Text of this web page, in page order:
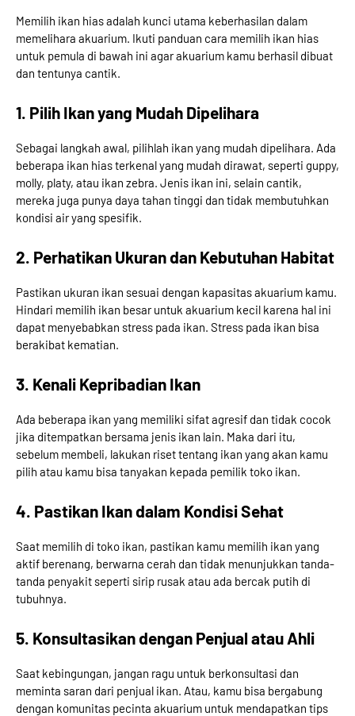
Memilih ikan hias adalah kunci utama keberhasilan dalam
memelihara akuarium. Ikuti panduan cara memilih ikan hias
untuk pemula di bawah ini agar akuarium kamu berhasil dibuat
dan tentunya cantik.
1. Pilih Ikan yang Mudah Dipelihara
Sebagai langkah awal, pilihlah ikan yang mudah dipelihara. Ada
beberapa ikan hias terkenal yang mudah dirawat, seperti guppy,
molly, platy, atau ikan zebra. Jenis ikan ini, selain cantik,
mereka juga punya daya tahan tinggi dan tidak membutuhkan
kondisi air yang spesifik.
2. Perhatikan Ukuran dan Kebutuhan Habitat
Pastikan ukuran ikan sesuai dengan kapasitas akuarium kamu.
Hindari memilih ikan besar untuk akuarium kecil karena hal ini
dapat menyebabkan stress pada ikan. Stress pada ikan bisa
berakibat kematian.
3. Kenali Kepribadian Ikan
Ada beberapa ikan yang memiliki sifat agresif dan tidak cocok
jika ditempatkan bersama jenis ikan lain. Maka dari itu,
sebelum membeli, lakukan riset tentang ikan yang akan kamu
pilih atau kamu bisa tanyakan kepada pemilik toko ikan.
4. Pastikan Ikan dalam Kondisi Sehat
Saat memilih di toko ikan, pastikan kamu memilih ikan yang
aktif berenang, berwarna cerah dan tidak menunjukkan tanda-
tanda penyakit seperti sirip rusak atau ada bercak putih di
tubuhnya.
5. Konsultasikan dengan Penjual atau Ahli
Saat kebingungan, jangan ragu untuk berkonsultasi dan
meminta saran dari penjual ikan. Atau, kamu bisa bergabung
dengan komunitas pecinta akuarium untuk mendapatkan tips